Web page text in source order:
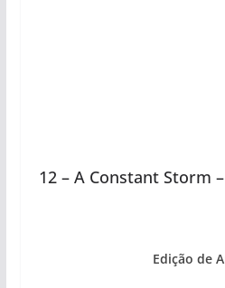
12 – A Constant Storm
Edição de